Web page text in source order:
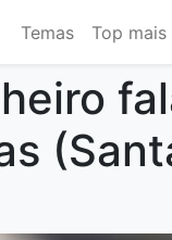
Temas Top